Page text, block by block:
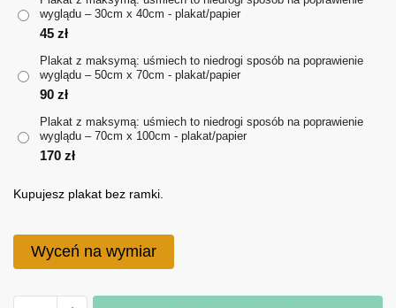
wyglądu – 30cm x 40cm - plakat/papier
45 zł
Plakat z maksymą: uśmiech to niedrogi sposób na poprawienie
wyglądu – 50cm x 70cm - plakat/papier
90 zł
Plakat z maksymą: uśmiech to niedrogi sposób na poprawienie
wyglądu – 70cm x 100cm - plakat/papier
170 zł
Kupujesz plakat bez ramki.
Wyceń na wymiar